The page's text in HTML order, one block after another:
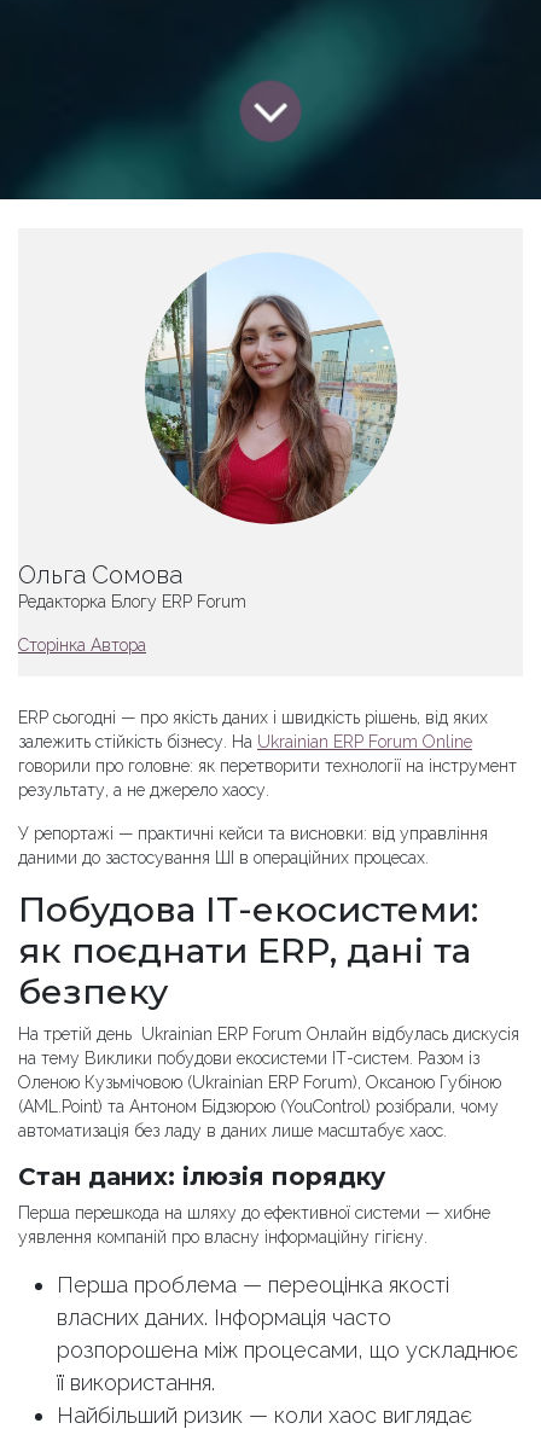
Ольга Сомова
Редакторка Блогу ERP Forum
Сторінка Автора
ERP сьогодні — про якість даних і швидкість рішень, від яких
залежить стійкість бізнесу. На Ukrainian ERP Forum Online
говорили про головне: як перетворити технології на інструмент
результату, а не джерело хаосу.
У репортажі — практичні кейси та висновки: від управління
даними до застосування ШІ в операційних процесах.
Побудова ІТ-екосистеми:
як поєднати ERP, дані та
безпеку
На третій день Ukrainian ERP Forum Онлайн відбулась дискусія
на тему Виклики побудови екосистеми ІТ-систем. Разом із
Оленою Кузьмічовою (Ukrainian ERP Forum), Оксаною Губіною
(AML.Point) та Антоном Бідзюрою (YouControl) розібрали, чому
автоматизація без ладу в даних лише масштабує хаос.
Стан даних: ілюзія порядку
Перша перешкода на шляху до ефективної системи — хибне
уявлення компаній про власну інформаційну гігієну.
Перша проблема — переоцінка якості
власних даних. Інформація часто
розпорошена між процесами, що ускладнює
її використання.
Найбільший ризик — коли хаос виглядає